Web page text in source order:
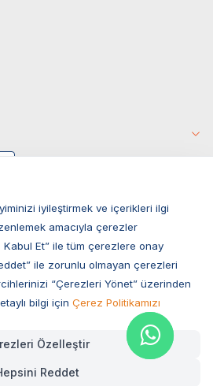
Sorulan Sorular
iyileştirmek ve içerikleri ilgi
amacıyla çerezler
Kabul Et” ile tüm çerezlere onay
ile zorunlu olmayan çerezleri
“Çerezleri Yönet” üzerinden
bilgi için Çerez Politikamızı
Özelleştir
Reddet